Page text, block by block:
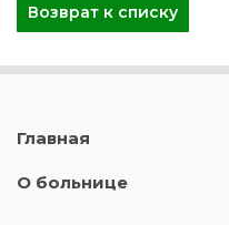
Возврат к списку
Главная
О больнице